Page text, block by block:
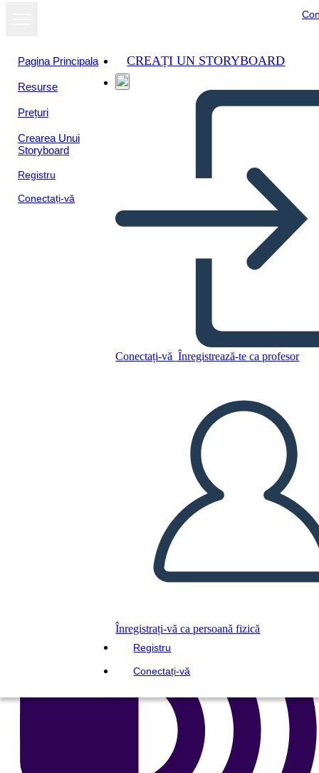
Pagina Principala
Resurse
Prețuri
Crearea Unui
Storyboard
Registru
Conectați-vă
CREAȚI UN STORYBOARD
Conectați-vă Înregistrează-te ca profesor
Înregistrați-vă ca persoană fizică
Registru
Conectați-vă
Caracter Hartă Șablon
Copiați acest Storyboard
CREAȚI UN STORYBOARD
REDAȚI PREZENTAREA DE DIAPOZITIVE
CITESTE-MI